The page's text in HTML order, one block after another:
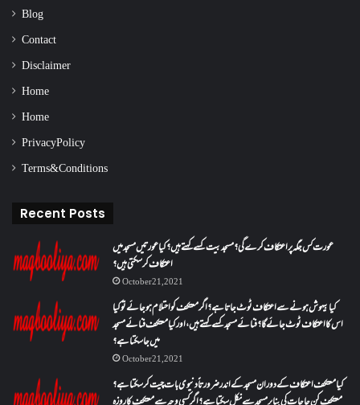
Blog
Contact
Disclaimer
Home
Home
Privacy Policy
Terms & Conditions
Recent Posts
عورت کس جگہ پر اعتکاف کرے گی؟مسجد بیت کسے کہتے ہیں؟کیا عورتیں مسجد میں
اعتکاف کر سکتی ہیں؟
October 21, 2021
کیا بیہوش ہونے سے اعتکاف ٹوٹ جاتا ہے؟ اگر معتکف کو احتلام ہو جائے تو کیا
اس کا اعتکاف ٹوٹ جائے گا؟فنائے مسجد کسے کہتے ہیں ، اور کیا معتکف فنائے مسجد
میں جا سکتا ہے؟
October 21, 2021
کیا معتکف اعتکاف کے دوران مسجد کے اندر ضرورتاً دنیوی بات چیت کر سکتا ہے؟